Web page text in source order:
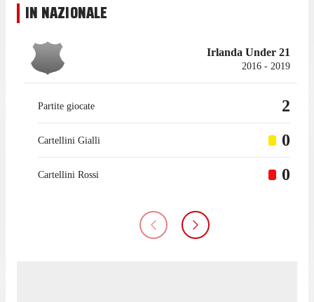
IN NAZIONALE
Irlanda Under 21
2016 - 2019
Partite giocate 2
Cartellini Gialli 0
Cartellini Rossi 0